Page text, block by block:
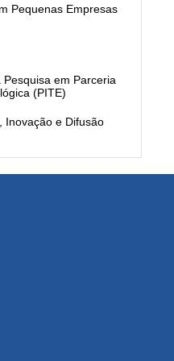
Pequenas Empresas
em Parceria
(PITE)
Inovação e Difusão